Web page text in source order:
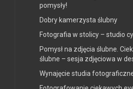
pomysły!
Dobry kamerzysta ślubny
Fotografia w stolicy – studio
Pomysł na zdjęcia ślubne.
ślubne – sesja zdjęciowa w
Wynajęcie studia